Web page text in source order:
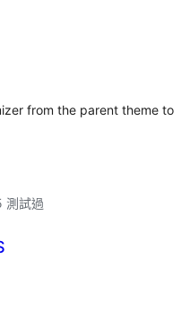
from the parent theme to
測試過